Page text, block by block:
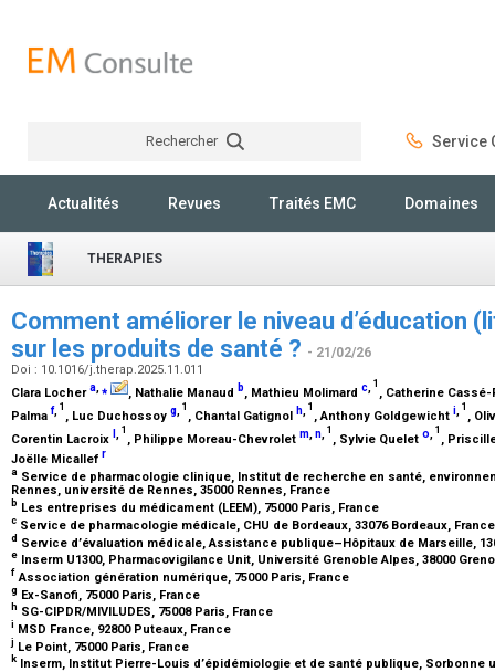
Rechercher Service
Actualités Revues Traités EMC Domaines
THERAPIES
Comment améliorer le niveau d’éducation
sur les produits de santé ? - 21/02/26
Doi : 10.1016/j.therap.2025.11.011
Clara Lochera,⁎ , Nathalie Manaud b, Mathieu Molimard c, 1
, Catherine
Palma f, 1
, Luc Duchossoy g, 1
, Chantal Gatignol h, 1
, Anthony Goldgewicht i, 1
,
Corentin Lacroix , 1
, Philippe Moreau-Chevrolet m,n, 1
, Sylvie Quelet o, 1
,
Joëlle Micallef r
a Service de pharmacologie clinique, Institut de recherche en santé,
Rennes, université de Rennes, 35000 Rennes, France
b Les entreprises du médicament (LEEM), 75000 Paris, France
c Service de pharmacologie médicale, CHU de Bordeaux, 33076 Bordeaux,
d Service d’évaluation médicale, Assistance publique–Hôpitaux de Marseille,
e Inserm U1300, Pharmacovigilance Unit, Université Grenoble Alpes, 38000
f Association génération numérique, 75000 Paris, France
g Ex-Sanofi, 75000 Paris, France
h SG-CIPDR/MIVILUDES, 75008 Paris, France
i MSD France, 92800 Puteaux, France
j Le Point, 75000 Paris, France
k Inserm, Institut Pierre-Louis d’épidémiologie et de santé publique, Sorbonne